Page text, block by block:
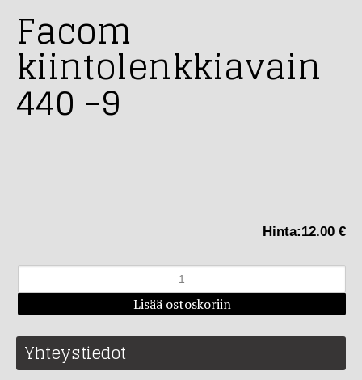
Facom
kiintolenkkiavain
440 -9
Hinta:12.00 €
Yhteystiedot